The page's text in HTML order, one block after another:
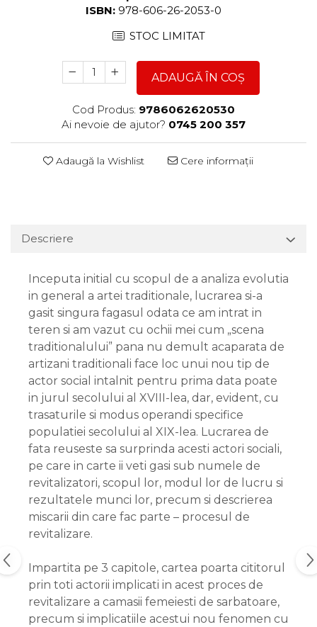
ISBN: 978-606-26-2053-0
STOC LIMITAT
ADAUGĂ ÎN COȘ
Cod Produs: 9786062620530
Ai nevoie de ajutor? 0745 200 357
Adaugă la Wishlist Cere informații
Descriere
Inceputa initial cu scopul de a analiza evolutia
in general a artei traditionale, lucrarea si-a
gasit singura fagasul odata ce am intrat in
teren si am vazut cu ochii mei cum „scena
traditionalului” pana nu demult acaparata de
artizani traditionali face loc unui nou tip de
actor social intalnit pentru prima data poate
in jurul secolului al XVIII-lea, dar, evident, cu
trasaturile si modus operandi specifice
populatiei secolului al XIX-lea. Lucrarea de
fata reuseste sa surprinda acesti actori sociali,
pe care in carte ii veti gasi sub numele de
revitalizatori, scopul lor, modul lor de lucru si
rezultatele munci lor, precum si descrierea
miscarii din care fac parte – procesul de
revitalizare.
Impartita pe 3 capitole, cartea poarta cititorul
prin toti actorii implicati in acest proces de
revitalizare a camasii femeiesti de sarbatoare,
precum si implicatiile acestui nou fenomen cu